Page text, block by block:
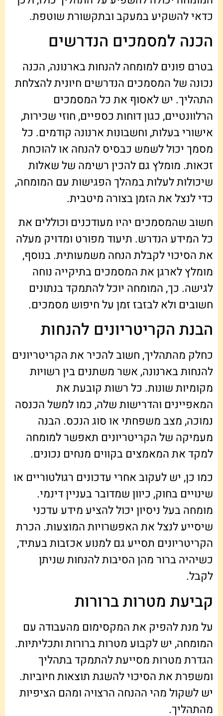
כדאי להשקיע במעקב ובתקשורת שוטפת.
הכנה למסמכים הנדרשים
בטרם פונים למומחה להנחות בארנונה, הכנה
נכונה של המסמכים הנדרשים חיונית להצלחת
התהליך. יש לאסוף את כל המסמכים
הרלוונטיים, כגון דוחות כספיים, חוזי שכירות,
אישורי בעלות, וחשבונות ארנונה קודמים. כל
מסמך יכול לשמש כבסיס להנחה או להוכחת
זכאות. מומלץ גם להכין רשימה של שאלות
שיכולות לעלות במהלך הפגישות עם המומחה,
כדי לנצל את הזמן בצורה מיטבית.
חשוב שהמסמכים יהיו מעודכנים וכוללים את
כל המידע הנדרש. תיעוד מפורט ומדויק מעלה
את הסיכוי לקבלת הנחה משמעותית. בנוסף,
מומלץ לארגן את המסמכים בתיקייה נוחה
לגישה. כך, המומחה יוכל להתמקד בנתונים
חשובים ולא לבזבז זמן על חיפוש מסמכים.
הבנת הקריטריונים להנחות
כחלק מהתהליך, חשוב להכיר את הקריטריונים
להנחות בארנונה, אשר משתנים בין רשויות
מקומיות שונות. כל רשות קובעת את
המאפיינים והדרישות שלה, כמו למשל הכנסה
נמוכה, מצב משפחתי או סוג הנכס. הבנה
מעמיקה של הקריטריונים תאפשר למומחה
למקד את המאמצים בקווים מנחים נכונים.
כמו כן, יש לעקוב אחרי עדכונים רגולטוריים או
שינויים בחוק, כיוון שמדובר בעניין דינמי.
מומחה בעל ניסיון יכול להציע מידע עדכני
שיסייע לנצל את האפשרויות המוצעות. הכרת
הקריטריונים תסייע גם למנוע אכזבות בעתיד,
כשיהיה ברור מהן הסיבות להנחות שניתן
לקבל.
קביעת מטרות ברורות
על מנת להפיק את המקסימום מהעבודה עם
המומחה, יש לקבוע מטרות ברורות ותכליתיות.
הגדרת מטרות מסייעת להתמקד בתהליך
ומשפרת את הסיכוי להשגת תוצאות חיוביות.
יש לשקול מהי ההנחה הרצויה ומהם הציפיות
מהתהליך.